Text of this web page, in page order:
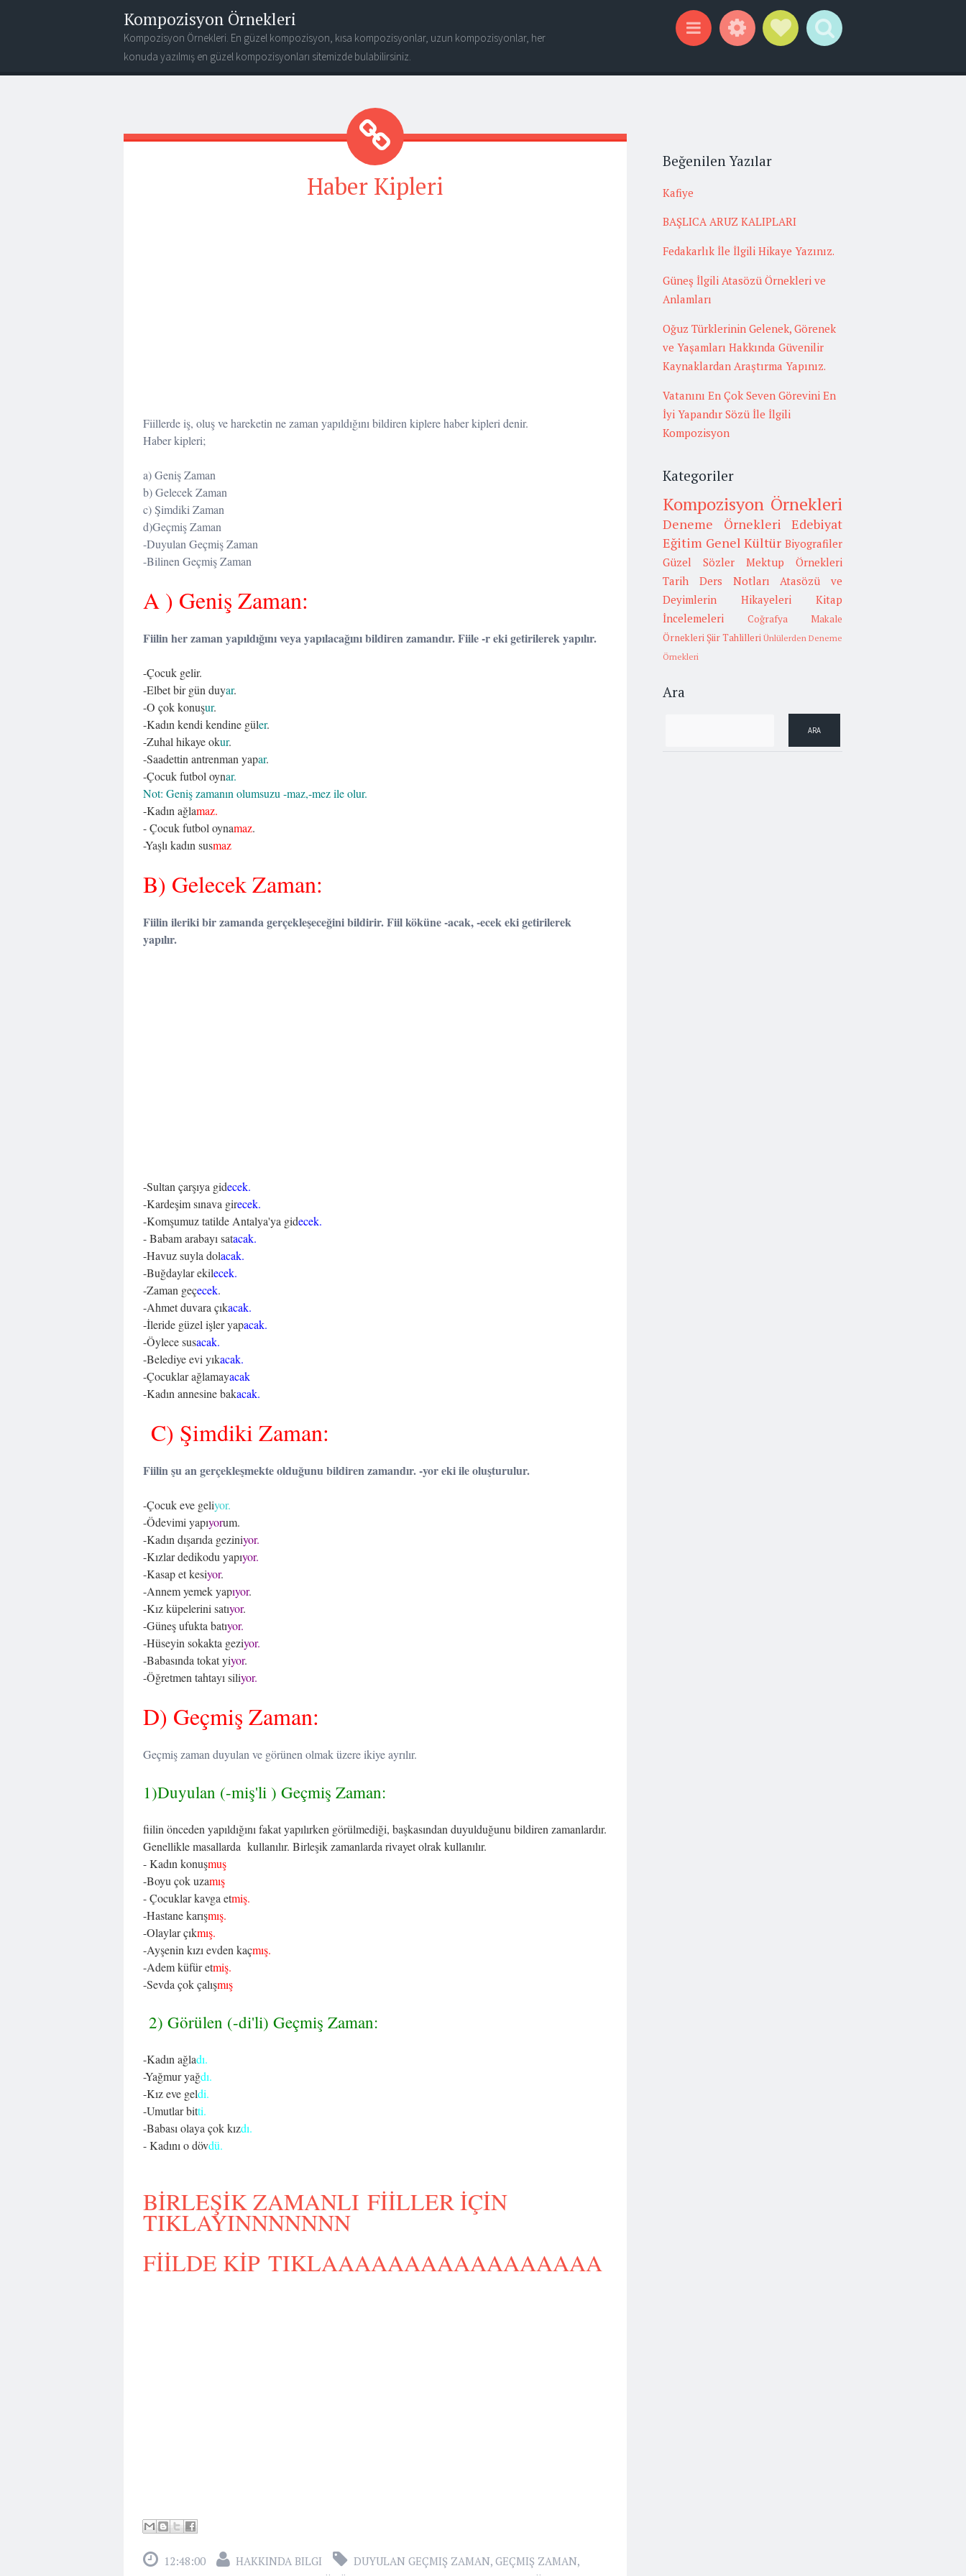
Kompozisyon Örnekleri
Kompozisyon Örnekleri. En güzel kompozisyon, kısa kompozisyonlar, uzun kompozisyonlar, her
konuda yazılmış en güzel kompozisyonları sitemizde bulabilirsiniz.
Haber Kipleri
Fiillerde iş, oluş ve hareketin ne zaman yapıldığını bildiren kiplere haber kipleri denir.
Haber kipleri;
a) Geniş Zaman
b) Gelecek Zaman
c) Şimdiki Zaman
d)Geçmiş Zaman
-Duyulan Geçmiş Zaman
-Bilinen Geçmiş Zaman
A ) Geniş Zaman:
Fiilin her zaman yapıldığını veya yapılacağını bildiren zamandır. Fiile -r eki getirilerek yapılır.
-Çocuk gelir.
-Elbet bir gün duyar.
-O çok konuşur.
-Kadın kendi kendine güler.
-Zuhal hikaye okur.
-Saadettin antrenman yapar.
-Çocuk futbol oynar.
Not: Geniş zamanın olumsuzu -maz,-mez ile olur.
-Kadın ağlamaz.
- Çocuk futbol oynamaz.
-Yaşlı kadın susmaz
B) Gelecek Zaman:
Fiilin ileriki bir zamanda gerçekleşeceğini bildirir. Fiil köküne -acak, -ecek eki getirilerek
yapılır.
-Sultan çarşıya gidecek.
-Kardeşim sınava girecek.
-Komşumuz tatilde Antalya'ya gidecek.
- Babam arabayı satacak.
-Havuz suyla dolacak.
-Buğdaylar ekilecek.
-Zaman geçecek.
-Ahmet duvara çıkacak.
-İleride güzel işler yapacak.
-Öylece susacak.
-Belediye evi yıkacak.
-Çocuklar ağlamayacak
-Kadın annesine bakacak.
C) Şimdiki Zaman:
Fiilin şu an gerçekleşmekte olduğunu bildiren zamandır. -yor eki ile oluşturulur.
-Çocuk eve geliyor.
-Ödevimi yapıyorum.
-Kadın dışarıda geziniyor.
-Kızlar dedikodu yapıyor.
-Kasap et kesiyor.
-Annem yemek yapıyor.
-Kız küpelerini satıyor.
-Güneş ufukta batıyor.
-Hüseyin sokakta geziyor.
-Babasında tokat yiyor.
-Öğretmen tahtayı siliyor.
D) Geçmiş Zaman:
Geçmiş zaman duyulan ve görünen olmak üzere ikiye ayrılır.
1)Duyulan (-miş'li ) Geçmiş Zaman:
fiilin önceden yapıldığını fakat yapılırken görülmediği, başkasından duyulduğunu bildiren zamanlardır.
Genellikle masallarda kullanılır. Birleşik zamanlarda rivayet olrak kullanılır.
- Kadın konuşmuş
-Boyu çok uzamış
- Çocuklar kavga etmiş.
-Hastane karışmış.
-Olaylar çıkmış.
-Ayşenin kızı evden kaçmış.
-Adem küfür etmiş.
-Sevda çok çalışmış
2) Görülen (-di'li) Geçmiş Zaman:
-Kadın ağladı.
-Yağmur yağdı.
-Kız eve geldi.
-Umutlar bitti.
-Babası olaya çok kızdı.
- Kadını o dövdü.
BİRLEŞİK ZAMANLI FİİLLER İÇİN
TIKLAYINNNNNNN
FİİLDE KİP TIKLAAAAAAAAAAAAAAAAA
12:48:00 HAKKINDA BILGI DUYULAN GEÇMIŞ ZAMAN, GEÇMIŞ ZAMAN,
Beğenilen Yazılar
Kafiye
BAŞLICA ARUZ KALIPLARI
Fedakarlık İle İlgili Hikaye Yazınız.
Güneş İlgili Atasözü Örnekleri ve
Anlamları
Oğuz Türklerinin Gelenek, Görenek
ve Yaşamları Hakkında Güvenilir
Kaynaklardan Araştırma Yapınız.
Vatanını En Çok Seven Görevini En
İyi Yapandır Sözü İle İlgili
Kompozisyon
Kategoriler
Kompozisyon Örnekleri
Deneme Örnekleri
Edebiyat
Eğitim Genel Kültür Biyografiler
Güzel Sözler
Mektup Örnekleri
Tarih
Ders Notları
Atasözü ve
Deyimlerin Hikayeleri
Kitap
İncelemeleri
Coğrafya
Makale
Örnekleri Şiir Tahlilleri Ünlülerden Deneme
Örnekleri
Ara